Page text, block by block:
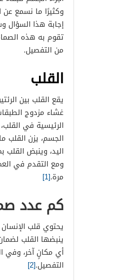
الصمام
الصمام
الصمام
وكثيرًا ما نسمع
إجابة هذا
تقوم به هذه
من التفصيل.
القلب
يقع القلب بين
غشاء مزدوج
الرئيسية في
مرة.[1]
كم عدد
يحتوي قلب
ينبضها القلب
أي مكانٍ آخر،
التفصيل.[2]